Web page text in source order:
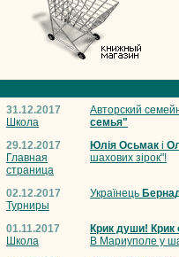
31.12.2017
Школа
Авторский
семья"
29.12.2017
Главная
страница
Юлія Осьмак і
шахових зірок"!
02.12.2017
Турниры
Українець
01.11.2017
Школа
Крик души!
В Мариуполе у